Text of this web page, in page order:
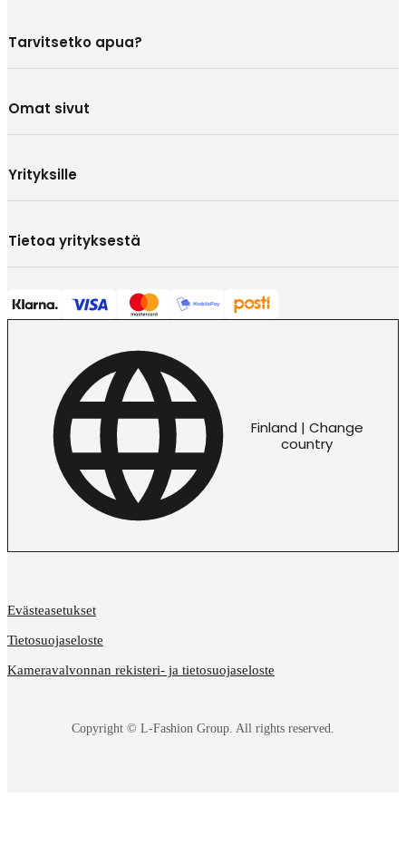
Tarvitsetko apua?
Omat sivut
Yrityksille
Tietoa yrityksestä
Finland | Change
country
Copyright © L-Fashion Group. All rights reserved.
Evästeasetukset
Tietosuojaseloste
Kameravalvonnan rekisteri- ja tietosuojaseloste